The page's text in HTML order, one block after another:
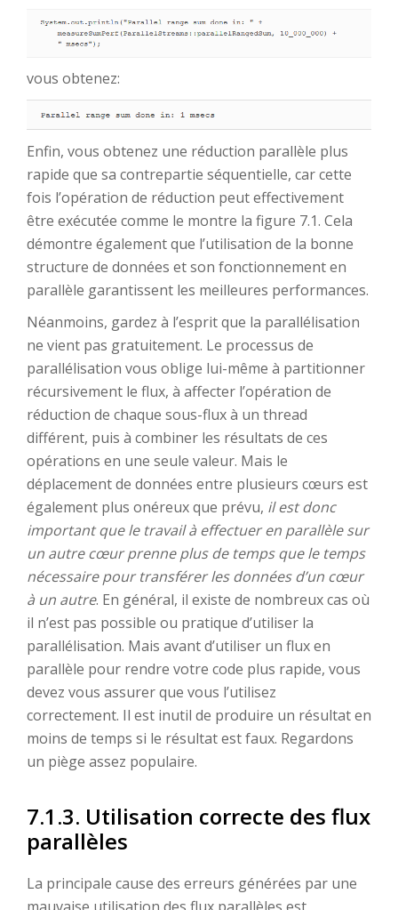
vous obtenez:
Enfin, vous obtenez une réduction parallèle plus
rapide que sa contrepartie séquentielle, car cette
fois l’opération de réduction peut effectivement
être exécutée comme le montre la figure 7.1. Cela
démontre également que l’utilisation de la bonne
structure de données et son fonctionnement en
parallèle garantissent les meilleures performances.
Néanmoins, gardez à l’esprit que la parallélisation
ne vient pas gratuitement. Le processus de
parallélisation vous oblige lui-même à partitionner
récursivement le flux, à affecter l’opération de
réduction de chaque sous-flux à un thread
différent, puis à combiner les résultats de ces
opérations en une seule valeur. Mais le
déplacement de données entre plusieurs cœurs est
également plus onéreux que prévu, il est donc
important que le travail à effectuer en parallèle sur
un autre cœur prenne plus de temps que le temps
nécessaire pour transférer les données d’un cœur
à un autre. En général, il existe de nombreux cas où
il n’est pas possible ou pratique d’utiliser la
parallélisation. Mais avant d’utiliser un flux en
parallèle pour rendre votre code plus rapide, vous
devez vous assurer que vous l’utilisez
correctement. Il est inutil de produire un résultat en
moins de temps si le résultat est faux. Regardons
un piège assez populaire.
7.1.3. Utilisation correcte des flux
parallèles
La principale cause des erreurs générées par une